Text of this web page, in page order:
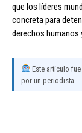
que los líderes
concreta para
derechos humanos
Este artículo
por un periodista.